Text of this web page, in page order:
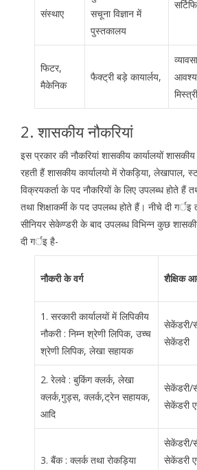
संस्थाए
सचूना विज्ञान में
पुस्तकालय
फिटर,
मैकेनिक
फैक्ट्री बड़े कायार्लय,
2. शासकीय नौकरियां
इस प्रकार की नौकरियां शासकीय कार्यालयों
रहती हैं शासकीय कार्यालयो में रोकड़िया, लेखापाल,
विक्रयकर्ता के पद नौकरियों के लिए उपलब्ध होते हैं
तथा शिक्षाकर्मी के पद उपलब्ध होते हैं। नीचे दी गर्इ
सीनियर सेकेण्डरी के बाद उपलब्ध विभिन्न कुछ
दी गर्इ है-
नौकरी के वर्ग शैक्षिक
1. सरकारी कार्यालयों में लिपिकीय
नौकरी : निम्न श्रेणी लिपिक, उच्च
श्रेणी लिपिक, लेखा सहायक
सेकेंडरी/
सेकेंडरी
2. रेलवे : बुकिंग क्लर्क, लेखा
क्लर्क,गुड्स, क्लर्क,ट्रेन सहायक,
आदि
सेकेंडरी/
सेकेंडरी
3. बैंक : क्लर्क तथा रोकड़िया
सेकेंडरी/
सेकेंडरी